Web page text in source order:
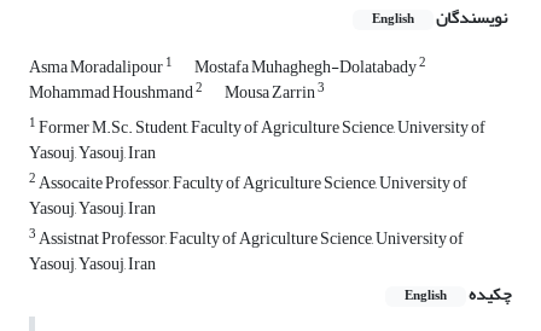
نویسندگان English
Asma Moradalipour1 Mostafa Muhaghegh-Dolatabady2
Mohammad Houshmand2 Mousa Zarrin3
1Former M.Sc. Student, Faculty of Agriculture Science, University of
Yasouj, Yasouj, Iran
2Assocaite Professor, Faculty of Agriculture Science, University of
Yasouj, Yasouj, Iran
3Assistnat Professor, Faculty of Agriculture Science, University of
Yasouj, Yasouj, Iran
چکیده
English